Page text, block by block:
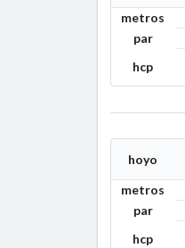
metros
par
hcp
hoyo
metros
par
hcp